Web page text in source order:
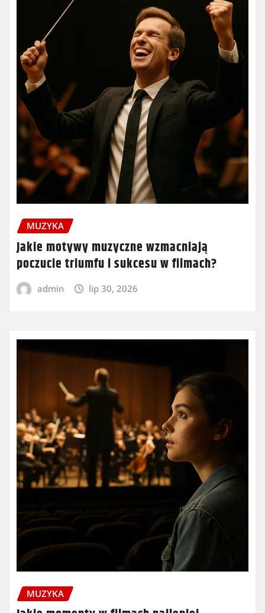
MUZYKA
Jakie motywy muzyczne wzmacniają
poczucie triumfu i sukcesu w filmach?
admin lip 30, 2026
MUZYKA